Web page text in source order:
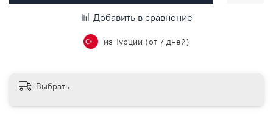
Добавить в сравнение
из Турции (от 7 дней)
Выбрать